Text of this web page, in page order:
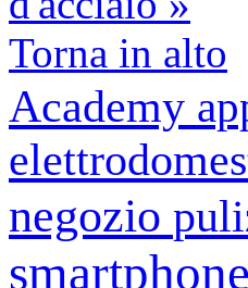
Torna in alto
Academy
negozio
smartphone